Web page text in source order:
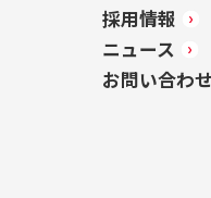
採用情報
ニュース
お問い合わせ